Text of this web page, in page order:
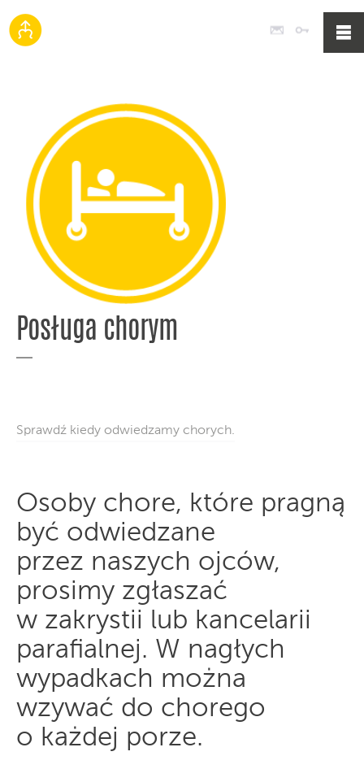
Poczta
Posługa chorym
Sprawdź kiedy odwiedzamy chorych.
Osoby chore, które pragną
być odwiedzane
przez naszych ojców,
prosimy zgłaszać
w zakrystii lub kancelarii
parafialnej. W nagłych
wypadkach można
wzywać do chorego
o każdej porze.